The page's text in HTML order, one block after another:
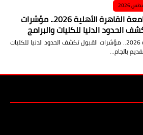
تنسيق جامعة القاهرة الأهلية 2026.. مؤشرات
الحدود الدنيا للكليات والبرامج
تنسيق جامعة القاهرة الأهلية 2026.. مؤشرات القبول تكشف الحدود الدنيا للكليات
بالجام…